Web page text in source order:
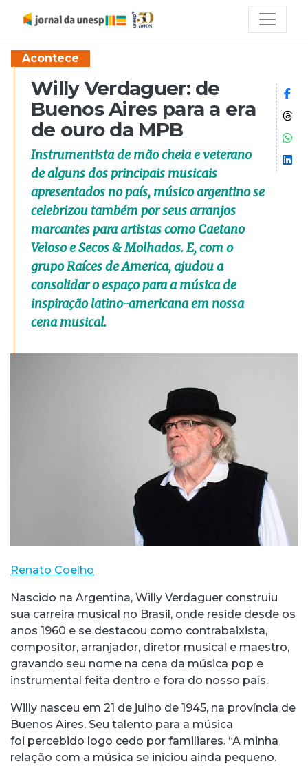
Acontece
Willy Verdaguer: de
Buenos Aires para a era
de ouro da MPB
Instrumentista de mão cheia e veterano
de alguns dos principais musicais
apresentados no país, músico argentino se
celebrizou também por seus arranjos
marcantes para artistas como Caetano
Veloso e Secos & Molhados. E, com o
grupo Raíces de America, ajudou a
consolidar o espaço para a música de
inspiração latino-americana em nossa
cena musical.
Renato Coelho
Nascido na Argentina, Willy Verdaguer construiu
sua carreira musical no Brasil, onde reside desde os
anos 1960 e se destacou como contrabaixista,
compositor, arranjador, diretor musical e maestro,
gravando seu nome na cena da música pop e
instrumental feita dentro e fora do nosso país.
Willy nasceu em 21 de julho de 1945, na província de
Buenos Aires. Seu talento para a música
foi percebido logo cedo por familiares. “A minha
relação com a música se iniciou ainda pequeno.